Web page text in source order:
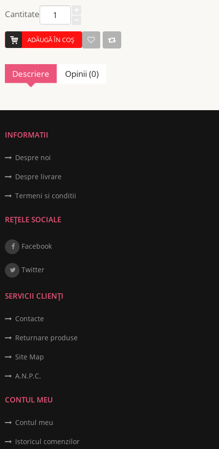
Cantitate
ADĂUGĂ ÎN COŞ
Descriere Opinii (0)
INFORMATII
Despre noi
Despre livrare
Termeni si conditii
REȚELE SOCIALE
Facebook
Twitter
SERVICII CLIENȚI
Contacte
Returnare produse
Site Map
A.N.P.C.
CONTUL MEU
Contul meu
Istoricul comenzilor